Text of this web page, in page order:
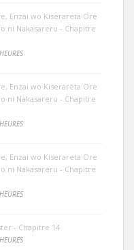
Enzai wo Kiserareta Ore
ni Nakasareru - Chapitre
Enzai wo Kiserareta Ore
ni Nakasareru - Chapitre
Enzai wo Kiserareta Ore
ni Nakasareru - Chapitre
- Chapitre 14